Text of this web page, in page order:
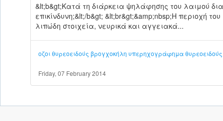
&lt;b&gt;Κατά τη διάρκεια ψηλάφησης του λαιμού
επικίνδυνη;&lt;/b&gt; &lt;br&gt;&amp;nbsp;Η περιοχή
λιπώδη στοιχεία, νευρικά και αγγειακά...
οζοι θυρεοειδούς βρογχοκήλη υπερηχογράφημα θυρεοειδούς
Friday, 07 February 2014